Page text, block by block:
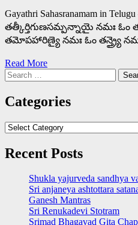
Gayathri Sahasranamam
తత్కీర్తిగుణసమ్పన్నాయై నమః
తమోపహారిణ్యై నమః ఓం తన్త్ర్యై
Read More
Search
for:
Categories
Categories
Recent Posts
Shukla yajurveda sandhya
Sri anjaneya ashtottara
Ganesh Mantras
Sri Renukadevi Stotram
Srimad Bhagavad Gita